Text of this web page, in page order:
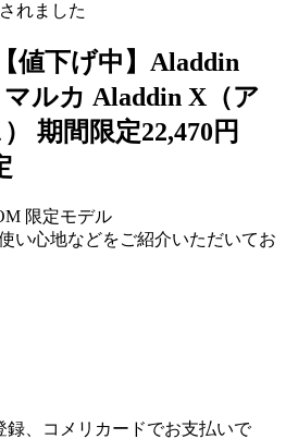
れました
値下げ中】Aladdin
ルカ Aladdin X（ア
期間限定22,470円
限定モデル
い心地などをご紹介いただいてお
録、コメリカードでお支払いで